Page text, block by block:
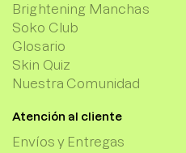
Brightening Manchas
Soko Club
Glosario
Skin Quiz
Nuestra Comunidad
Atención al cliente
Envíos y Entregas